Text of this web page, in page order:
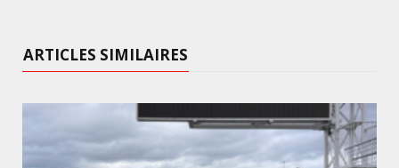
ARTICLES SIMILAIRES